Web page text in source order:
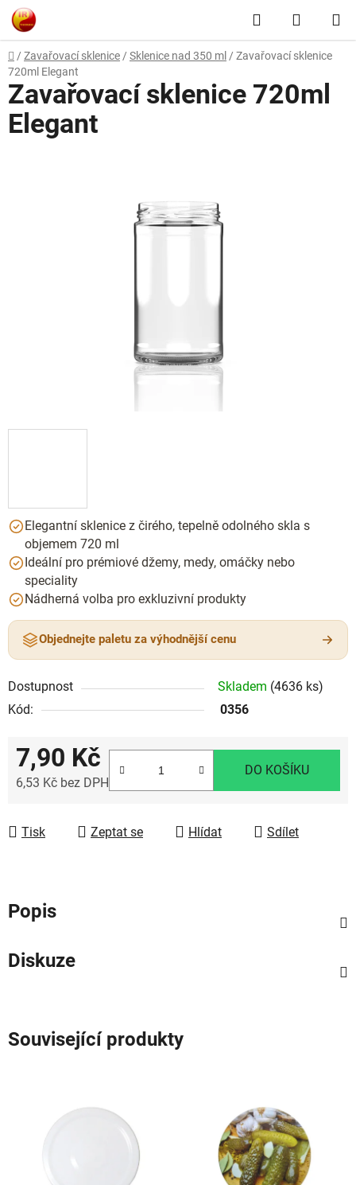
Přejít
na
obsah
Hledat
KOŠÍK
Domů
/ Zavařovací sklenice / Sklenice nad 350 ml / Zavařovací sklenice
720ml Elegant
Elegantní sklenice z čirého, tepelně odolného skla s
objemem 720 ml
Ideální pro prémiové džemy, medy, omáčky nebo
speciality
Nádherná volba pro exkluzivní produkty
Objednejte paletu za výhodnější cenu
Dostupnost Skladem (4636 ks)
Kód:
0356
7,90 Kč
6,53 Kč bez DPH
DO KOŠÍKU
Tisk Zeptat se Hlídat Sdílet
Zavařovací sklenice 720ml
Elegant
Popis
Diskuze
Související produkty